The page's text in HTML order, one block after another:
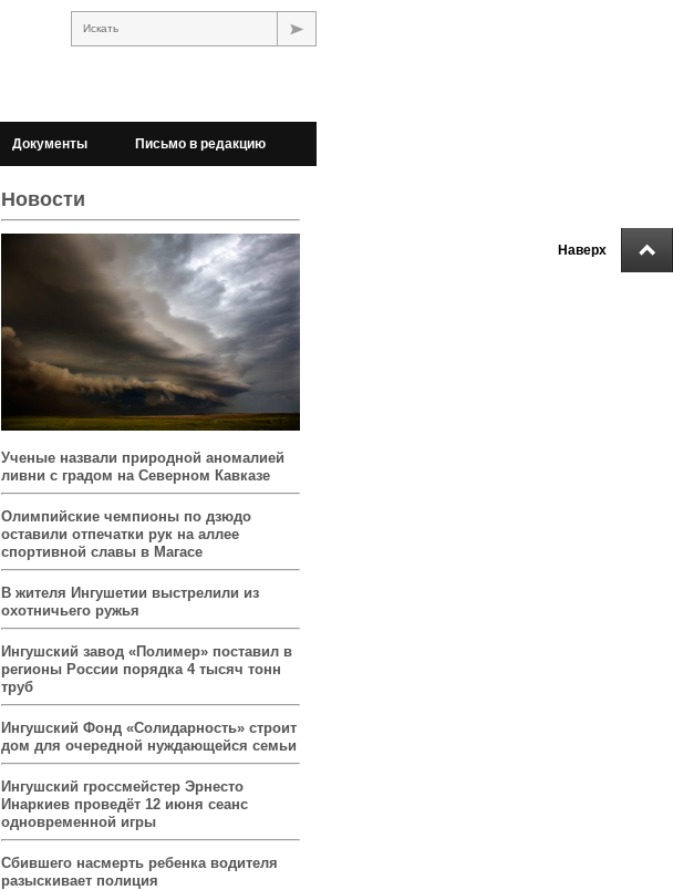
Наверх
Искать
Документы Письмо в редакцию
Новости
Ученые назвали природной аномалией
ливни с градом на Северном Кавказе
Олимпийские чемпионы по дзюдо
оставили отпечатки рук на аллее
спортивной славы в Магасе
В жителя Ингушетии выстрелили из
охотничьего ружья
Ингушский завод «Полимер» поставил в
регионы России порядка 4 тысяч тонн
труб
Ингушский Фонд «Солидарность» строит
дом для очередной нуждающейся семьи
Ингушский гроссмейстер Эрнесто
Инаркиев проведёт 12 июня сеанс
одновременной игры
Сбившего насмерть ребенка водителя
разыскивает полиция